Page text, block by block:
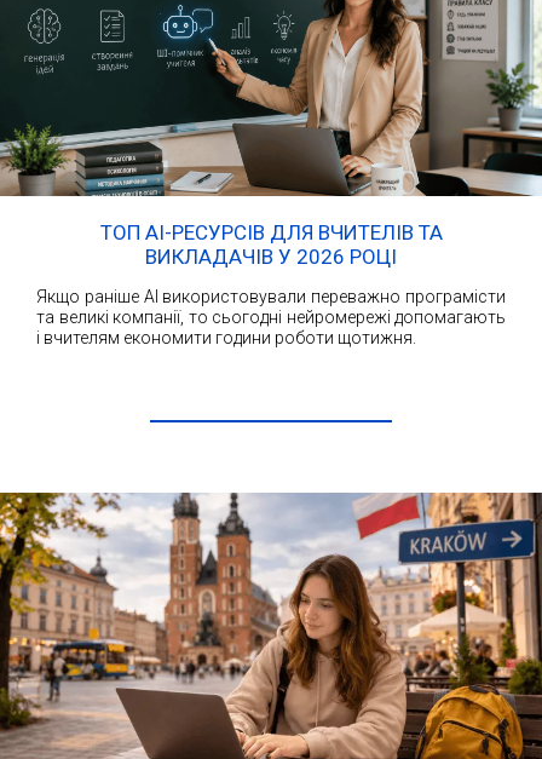
ТОП AI-РЕСУРСІВ ДЛЯ ВЧИТЕЛІВ ТА
ВИКЛАДАЧІВ У 2026 РОЦІ
Якщо раніше AI використовували переважно програмісти
та великі компанії, то сьогодні нейромережі допомагають
і вчителям економити години роботи щотижня.